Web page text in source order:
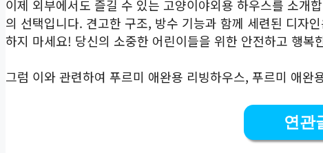
이제 외부에서도 즐길 수 있는 고양이야외용 하우스를 소개
의 선택입니다. 견고한 구조, 방수 기능과 함께 세련된 디자
하지 마세요! 당신의 소중한 어린이들을 위한 안전하고 행복
그럼 이와 관련하여 푸르미 애완용 리빙하우스, 푸르미 애
연관